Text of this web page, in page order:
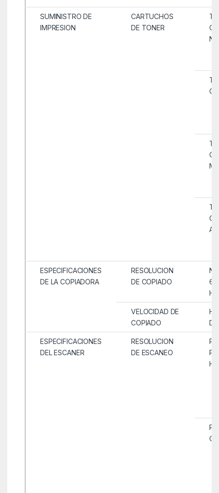
SUMINISTRO DE
IMPRESION
CARTUCHOS
DE TONER
ESPECIFICACIONES
DE LA COPIADORA
RESOLUCION
DE COPIADO
VELOCIDAD DE
COPIADO
ESPECIFICACIONES
DEL ESCANER
RESOLUCION
DE ESCANEO